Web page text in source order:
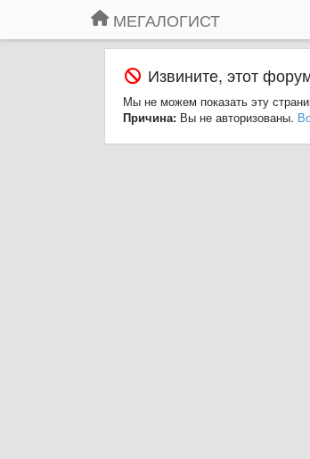
МЕГАЛОГИСТ
Извините, этот
Мы не можем показать эту
Причина: Вы не авторизованы.